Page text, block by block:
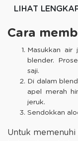
LIHAT
Cara
Masukkan air
blender.
saji.
Di dalam
apel merah
jeruk.
Sendokkan
Untuk memenuhi